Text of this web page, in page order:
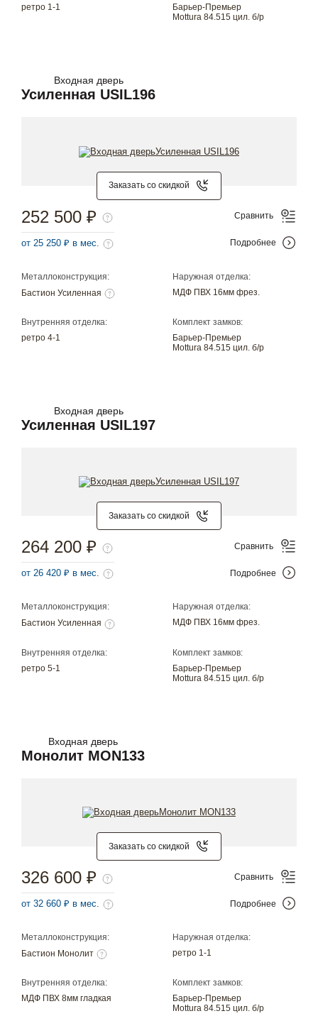
ретро 1-1
Барьер-Премьер
Mottura 84.515 цил. б/р
Входная дверь
Усиленная USIL196
Заказать со скидкой
Металлоконструкция:
Бастион Усиленная
Наружная отделка:
МДФ ПВХ 16мм фрез.
Внутренняя отделка:
ретро 4-1
Комплект замков:
Барьер-Премьер
Mottura 84.515 цил. б/р
252 500 ₽
от 25 250 ₽ в мес.
Сравнить
Подробнее
Входная дверь
Усиленная USIL197
Заказать со скидкой
Металлоконструкция:
Бастион Усиленная
Наружная отделка:
МДФ ПВХ 16мм фрез.
Внутренняя отделка:
ретро 5-1
Комплект замков:
Барьер-Премьер
Mottura 84.515 цил. б/р
264 200 ₽
от 26 420 ₽ в мес.
Сравнить
Подробнее
Входная дверь
Монолит MON133
Заказать со скидкой
Металлоконструкция:
Бастион Монолит
Наружная отделка:
ретро 1-1
Внутренняя отделка:
МДФ ПВХ 8мм гладкая
Комплект замков:
Барьер-Премьер
Mottura 84.515 цил. б/р
326 600 ₽
от 32 660 ₽ в мес.
Сравнить
Подробнее